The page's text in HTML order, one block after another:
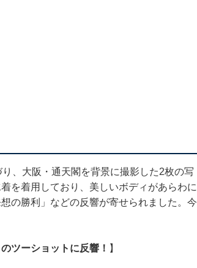
、大阪・通天閣を背景に撮影した2枚の写
を着用しており、美しいボディがあらわに
の勝利」などの反響が寄せられました。今
ツーショットに反響！ 】